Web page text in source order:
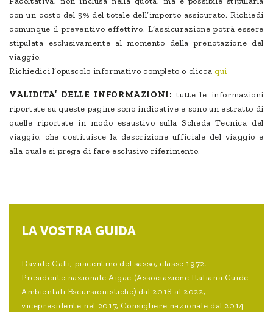
con un costo del 5% del totale dell’importo assicurato. Richiedi
comunque il preventivo effettivo. L’assicurazione potrà essere
stipulata esclusivamente al momento della prenotazione del
viaggio.
Richiedici l’opuscolo informativo completo o clicca qui
VALIDITA’ DELLE INFORMAZIONI: tutte le informazioni
riportate su queste pagine sono indicative e sono un estratto di
quelle riportate in modo esaustivo sulla Scheda Tecnica del
viaggio, che costituisce la descrizione ufficiale del viaggio e
alla quale si prega di fare esclusivo riferimento.
LA VOSTRA GUIDA
Davide Galli, piacentino del sasso, classe 1972.
Presidente nazionale Aigae (Associazione Italiana Guide
Ambientali Escursionistiche) dal 2018 al 2022,
vicepresidente nel 2017, Consigliere nazionale dal 2014